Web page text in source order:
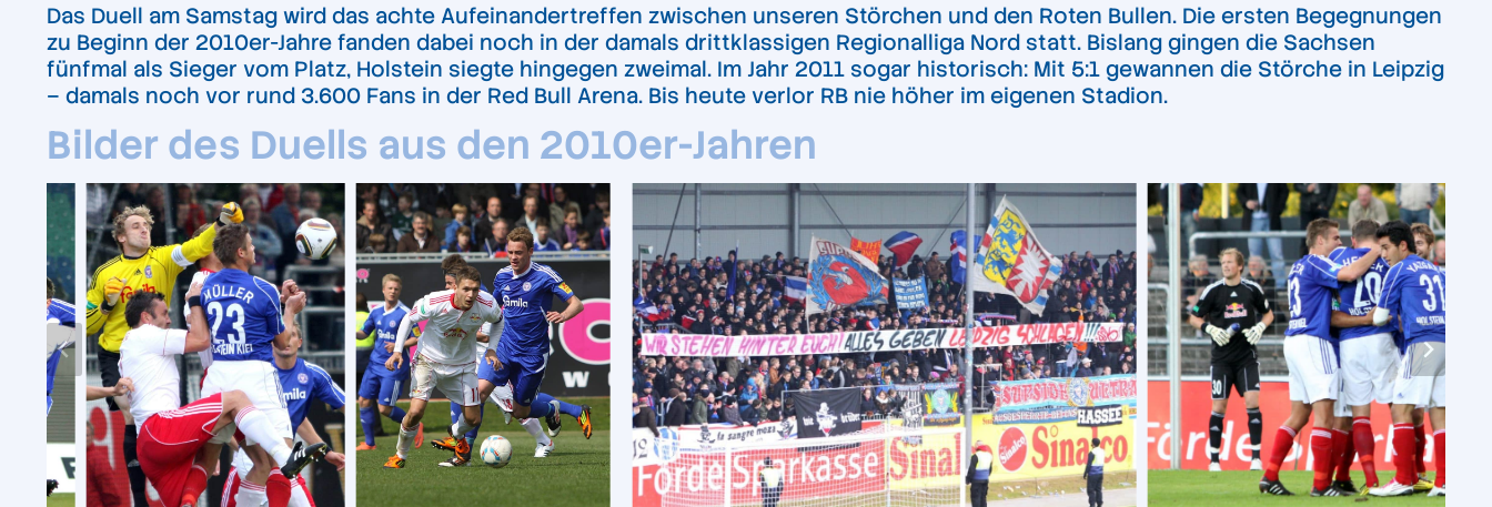
Das Duell am Samstag wird das achte Aufeinandertreffen zwischen unseren Störchen und den Roten Bullen. Die ersten Begegnungen
zu Beginn der 2010er-Jahre fanden dabei noch in der damals drittklassigen Regionalliga Nord statt. Bislang gingen die Sachsen
fünfmal als Sieger vom Platz, Holstein siegte hingegen zweimal. Im Jahr 2011 sogar historisch: Mit 5:1 gewannen die Störche in Leipzig
– damals noch vor rund 3.600 Fans in der Red Bull Arena. Bis heute verlor RB nie höher im eigenen Stadion.
Bilder des Duells aus den 2010er-Jahren